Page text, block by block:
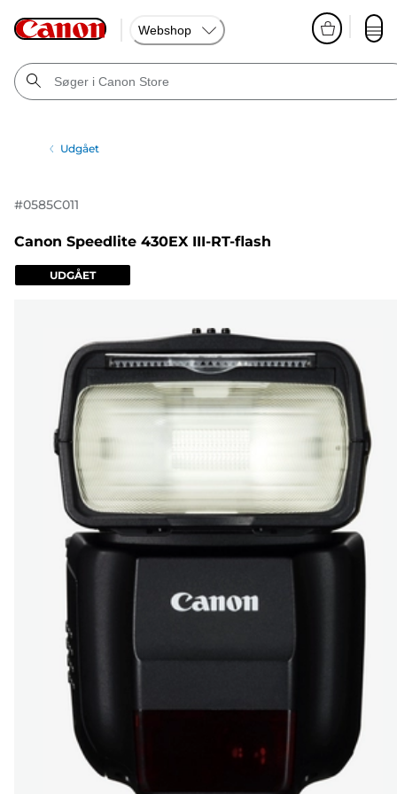
Webshop
Udgået
#0585C011
Canon Speedlite 430EX III-RT-flash
UDGÅET